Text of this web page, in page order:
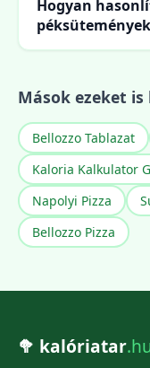
Hogyan
Mások ezeket
Bellozzo Tablazat
Kaloria Kalkulator
Napolyi Pizza
Bellozzo Pizza
🥦 kalóriatar